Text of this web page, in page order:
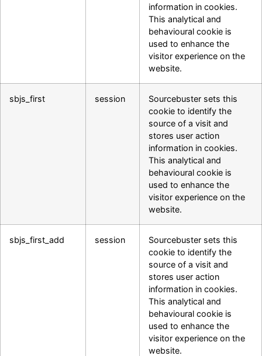
information in cookies.
This analytical and
behavioural cookie is
used to enhance the
visitor experience on the
website.
sbjs_first session
Sourcebuster sets this
cookie to identify the
source of a visit and
stores user action
information in cookies.
This analytical and
behavioural cookie is
used to enhance the
visitor experience on the
website.
sbjs_first_add session
Sourcebuster sets this
cookie to identify the
source of a visit and
stores user action
information in cookies.
This analytical and
behavioural cookie is
used to enhance the
visitor experience on the
website.